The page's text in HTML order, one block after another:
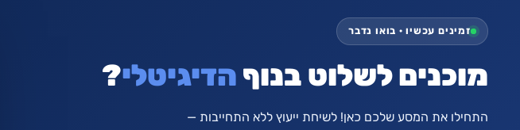
זמינים עכשיו · בואו נדבר
מוכנים לשלוט בנוף הדיגיטלי?
התחילו את המסע שלכם כאן! לשיחת ייעוץ ללא התחייבות —